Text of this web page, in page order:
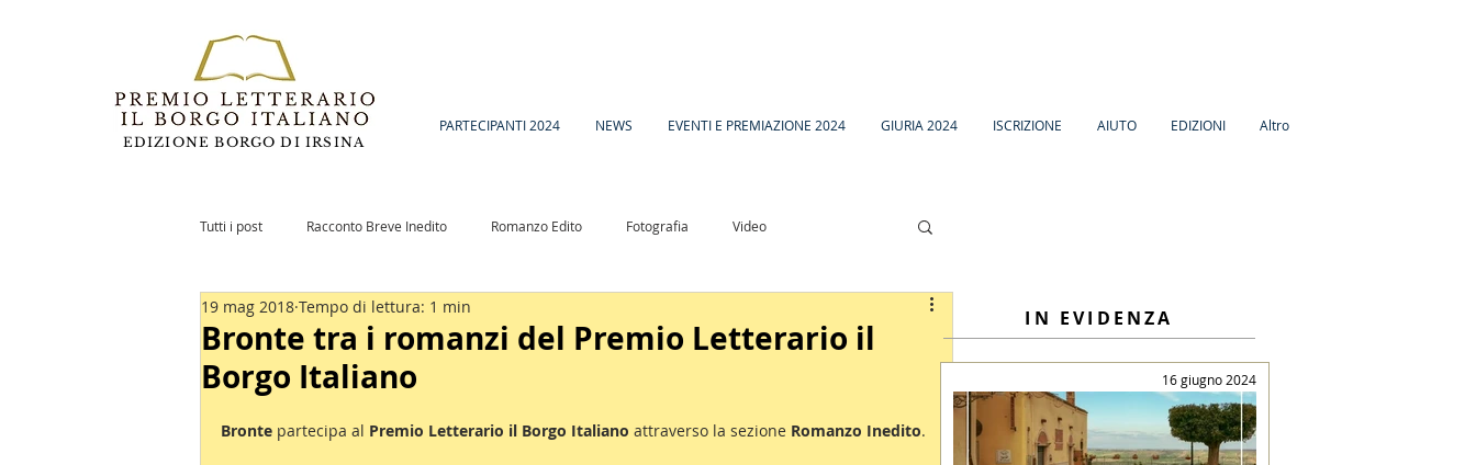
EDIZIONE BORGO DI IRSINA
PARTECIPANTI 2024 NEWS EVENTI E PREMIAZIONE 2024 GIURIA 2024 ISCRIZIONE AIUTO EDIZIONI Altro
Tutti i post Racconto Breve Inedito Romanzo Edito Fotografia Video
Romanzo Inedito Notizie
Bronte tra i romanzi del Premio Letterario il
Borgo Italiano
19 mag 2018 Tempo di lettura: 1 min
Bronte partecipa al Premio Letterario il Borgo Italiano attraverso la sezione Romanzo Inedito.
16 giugno 2024
IN EVIDENZA